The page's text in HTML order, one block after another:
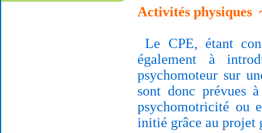
Activités physiques
Le CPE, étant
également à
psychomoteur sur
sont donc prévues
psychomotricité ou
initié grâce au projet